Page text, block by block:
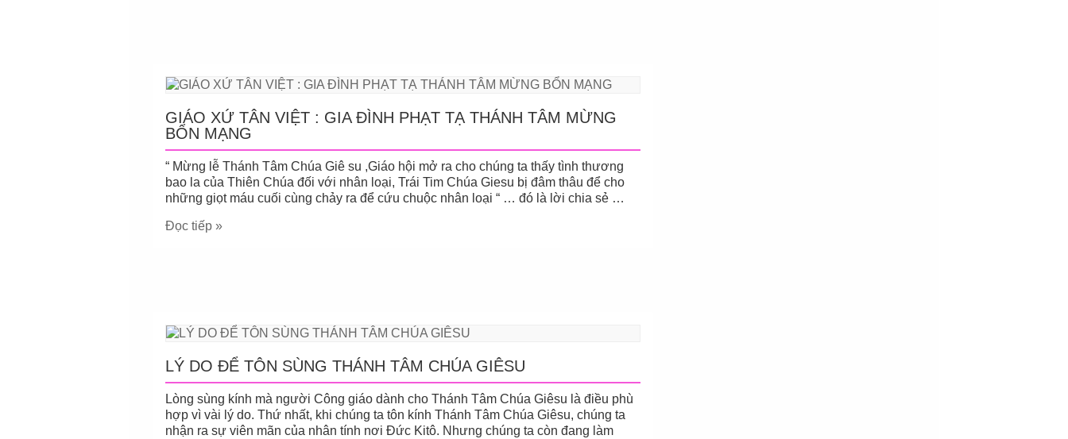
GIÁO XỨ TÂN VIỆT : GIA ĐÌNH PHẠT TẠ THÁNH TÂM MỪNG
BỔN MẠNG
“ Mừng lễ Thánh Tâm Chúa Giê su ,Giáo hội mở ra cho chúng ta thấy tình thương
bao la của Thiên Chúa đối với nhân loại, Trái Tim Chúa Giesu bị đâm thâu để cho
những giọt máu cuối cùng chảy ra để cứu chuộc nhân loại “ … đó là lời chia sẻ …
Đọc tiếp »
LÝ DO ĐỂ TÔN SÙNG THÁNH TÂM CHÚA GIÊSU
Lòng sùng kính mà người Công giáo dành cho Thánh Tâm Chúa Giêsu là điều phù
hợp vì vài lý do. Thứ nhất, khi chúng ta tôn kính Thánh Tâm Chúa Giêsu, chúng ta
nhận ra sự viên mãn của nhân tính nơi Đức Kitô. Nhưng chúng ta còn đang làm